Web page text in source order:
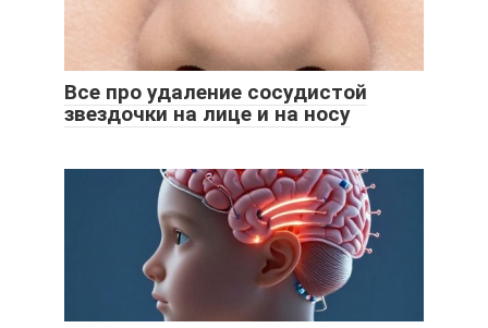
Все про удаление сосудистой
звездочки на лице и на носу